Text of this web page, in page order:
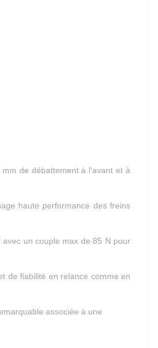
de débattement à l'avant et à
haute performance des freins
un couple max de 85 N pour
de fiabilité en relance comme en
associée à une